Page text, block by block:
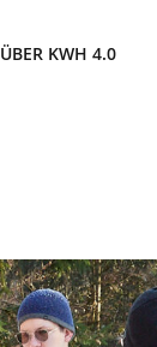
ÜBER KWH 4.0